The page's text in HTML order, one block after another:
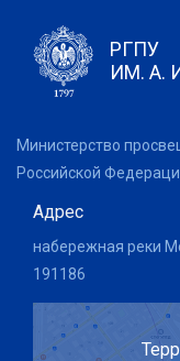
РГПУ
ИМ. А.
Министерство
Российской
Адрес
набережная реки
191186